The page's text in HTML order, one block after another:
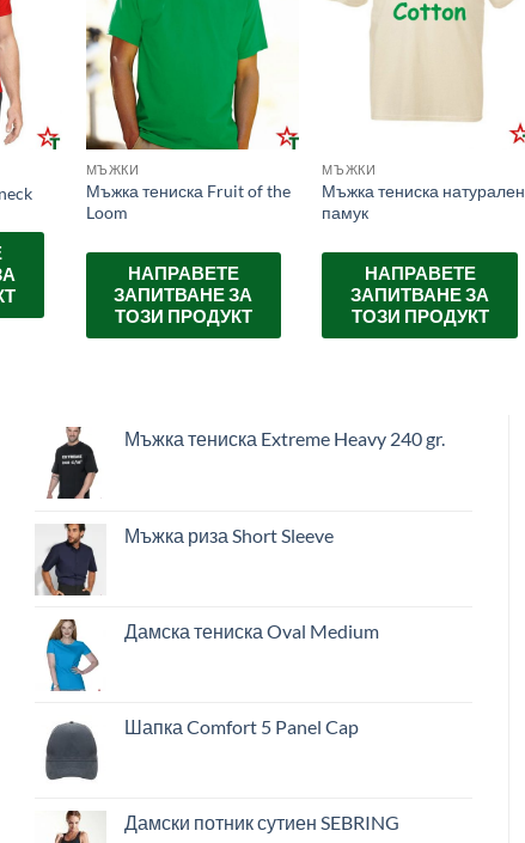
МЪЖКИ
Мъжка тениска Fruit of the
Loom
НАПРАВЕТЕ
ЗАПИТВАНЕ ЗА
ТОЗИ ПРОДУКТ
МЪЖКИ
Мъжка тениска натурален
памук
НАПРАВЕТЕ
ЗАПИТВАНЕ ЗА
ТОЗИ ПРОДУКТ
Мъжка тениска Extreme Heavy 240 gr.
Мъжка риза Short Sleeve
Дамска тениска Oval Medium
Шапка Comfort 5 Panel Cap
Дамски потник сутиен SEBRING